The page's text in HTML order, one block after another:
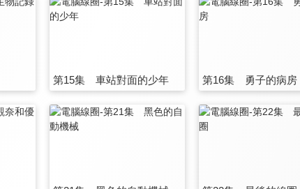
第15集 車站對面的少年 第16集 勇子的病房